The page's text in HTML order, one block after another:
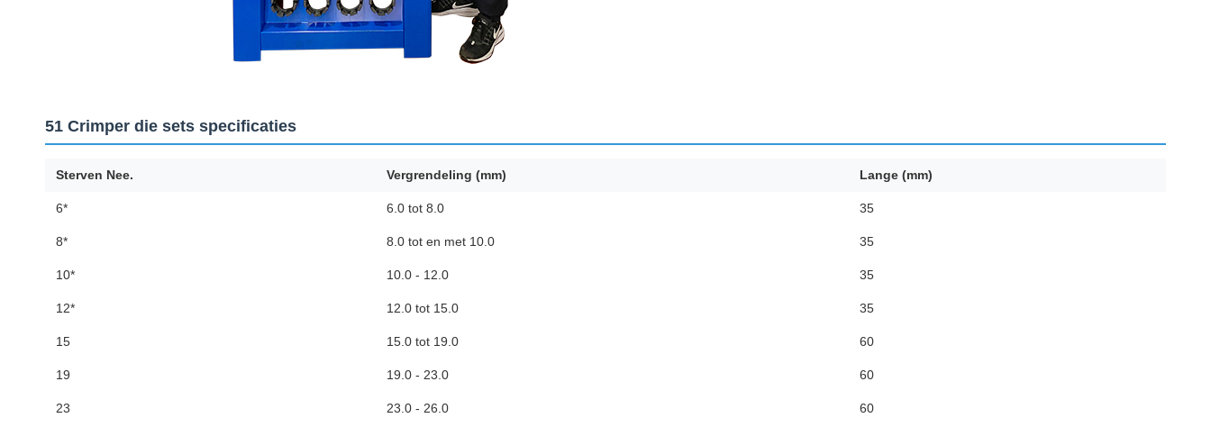
51 Crimper die sets specificaties
Sterven Nee. Vergrendeling (mm) Lange (mm)
6* 6.0 tot 8.0 35
8* 8.0 tot en met 10.0 35
10* 10.0 - 12.0 35
12* 12.0 tot 15.0 35
15 15.0 tot 19.0 60
19 19.0 - 23.0 60
23 23.0 - 26.0 60